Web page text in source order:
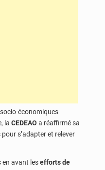
économiques
la CEDEAO a réaffirmé sa
pour s’adapter et relever
en avant lesefforts de